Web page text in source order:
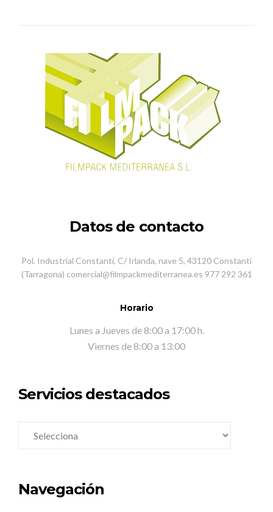
Datos de contacto
Pol. Industrial Constantí, C/ Irlanda, nave 5, 43120 Constantí
(Tarragona) comercial@filmpackmediterranea.es 977 292 361
Horario
Lunes a Jueves de 8:00 a 17:00 h.
Viernes de 8:00 a 13:00
Servicios destacados
Navegación